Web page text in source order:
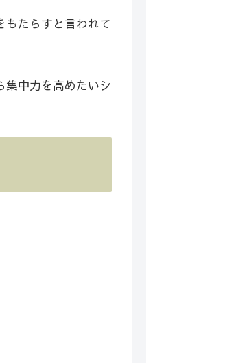
もたらすと言われて
集中力を高めたいシ